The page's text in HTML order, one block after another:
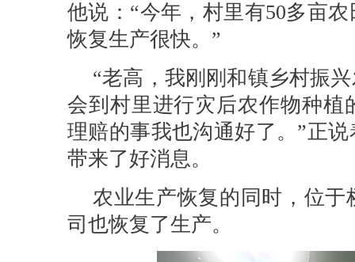
他说：“今年，村里有50多亩
恢复生产很快。”
“老高，我刚刚和镇乡村振
会到村里进行灾后农作物种植
理赔的事我也沟通好了。”正
带来了好消息。
农业生产恢复的同时，位
司也恢复了生产。